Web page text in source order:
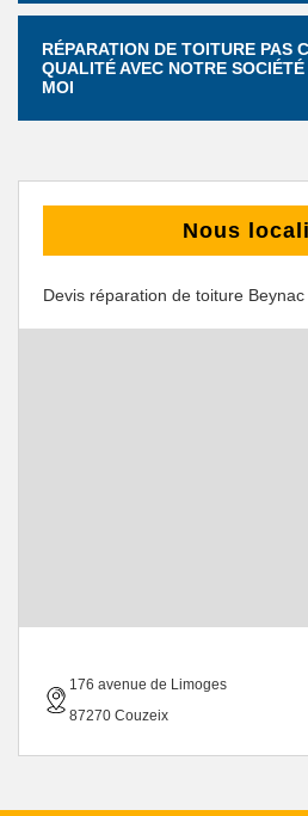
RÉPARATION DE TOITURE PAS
QUALITÉ AVEC NOTRE
MOI
Nous
Devis réparation de toiture Beynac
176 avenue de Limoges
87270 Couzeix